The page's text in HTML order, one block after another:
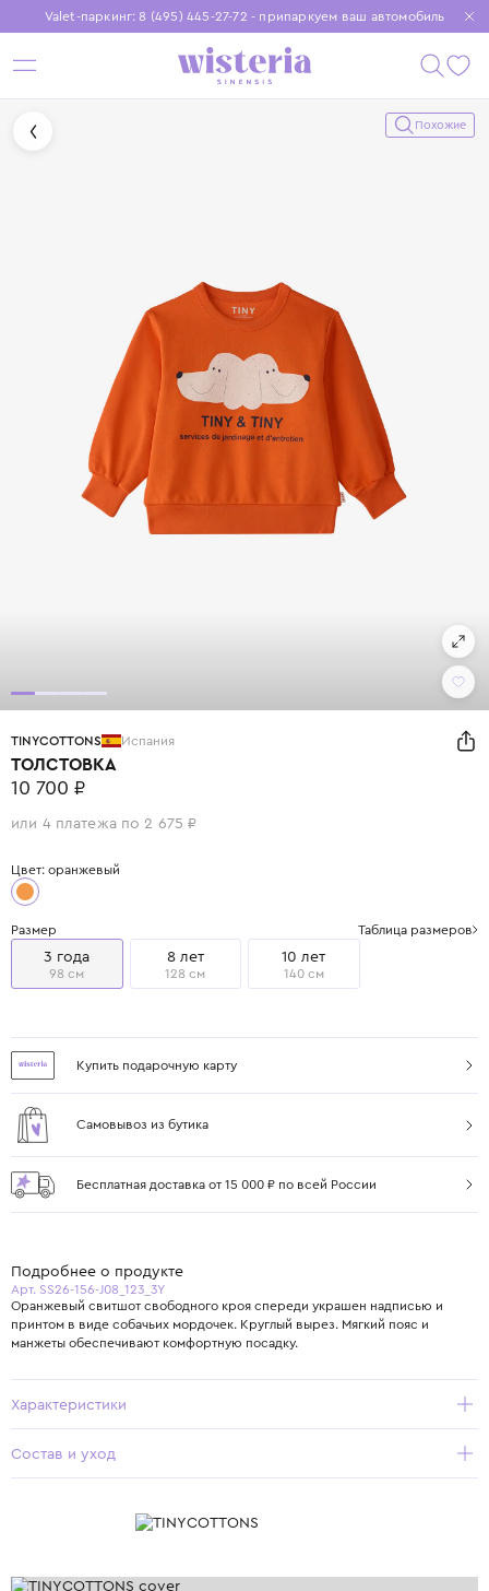
Valet-паркинг: 8 (495) 445-27-72 - припаркуем ваш автомобиль
Бесплатная доставка при заказе от 15 000 ₽
Установите приложение, чтобы покупки были еще удобнее
Похожие
TINYCOTTONS Испания
ТОЛСТОВКА
10 700 ₽
или 4 платежа по 2 675 ₽
Цвет: оранжевый
Размер Таблица размеров
3 года
98 см
8 лет
128 см
10 лет
140 см
Купить подарочную карту
Самовывоз из бутика
Бесплатная доставка от 15 000 ₽ по всей России
Подробнее о продукте
Арт. SS26-156-J08_123_3Y
Оранжевый свитшот свободного кроя спереди украшен надписью и
принтом в виде собачьих мордочек. Круглый вырез. Мягкий пояс и
манжеты обеспечивают комфортную посадку.
Характеристики
Состав и уход